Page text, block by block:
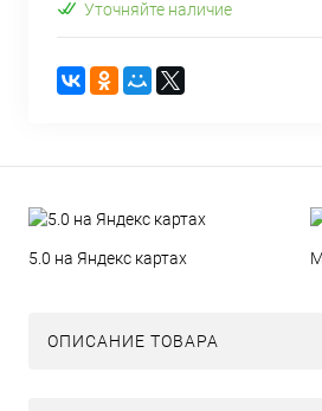
Уточняйте наличие
5.0 на Яндекс картах
ОПИСАНИЕ ТОВАРА